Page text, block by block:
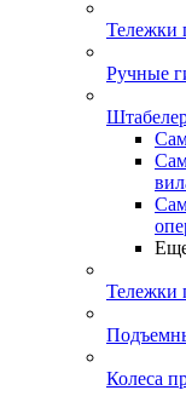
Тележки
Ручные
Тележки
Колеса